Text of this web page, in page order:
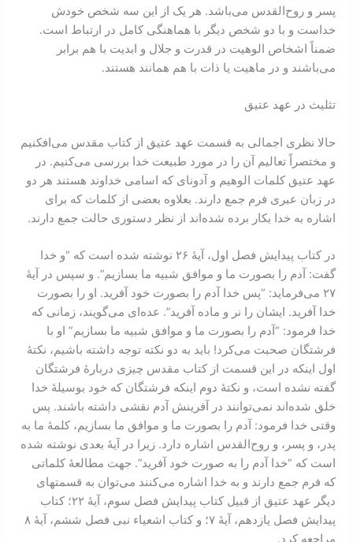
پسر و روح‌القدس می‌باشد. هر یک از این سه شخص خودش
خداست و با دو شخص دیگر با هماهنگی کامل در ارتباط است.
ضمناً اشخاص الوهیت در قدرت و جلال و ابدیت با هم برابر
می‌باشند و در ماهیت یا ذات با هم همانند هستند.
تثلیث در عهد عتیق
حالا نظری اجمالی به قسمت عهد عتیق از کتاب مقدس می‌افکنیم
و مختصراً تعالیم آن را در مورد طبیعت خدا بررسی می‌کنیم. در
عهد عتیق کلمات الوهیم و آدونای که اسامی خداوند هستند هر دو
در زبان عبری فرم جمع دارند. بعلاوه بعضی از کلمات که برای
اشاره به خدا بکار برده شده‌اند از نظر دستوری حالت جمع دارند.
در کتاب پیدایش فصل اول، آیۀ ۲۶ نوشته شده است که “و خدا
گفت: آدم را بصورت ما و موافق شبیه ما بسازیم”. و سپس در آیۀ
۲۷ می‌فرماید: “پس خدا آدم را بصورت خود آفرید. او را بصورت
خدا آفرید. ایشان را نر و ماده آفرید”. عده‌ای می‌گویند، زمانی که
خدا فرمود: “آدم را بصورت ما و موافق شبیه ما بسازیم” او با
فرشتگان صحبت می‌کرد! باید به دو نکته توجه داشته باشیم، نکتۀ
اول اینکه در این قسمت از کتاب مقدس چیزی دربارۀ فرشتگان
گفته نشده است، و نکتۀ دوم اینکه فرشتگان که خود بوسیلۀ خدا
خلق شده‌اند نمی‌توانند در آفرینش آدم نقشی داشته باشند. پس
وقتی خدا فرمود: آدم را بصورت ما و موافق ما بسازیم، کلمۀ ما به
پدر، و پسر، و روح‌القدس اشاره دارد. زیرا در آیۀ بعدی نوشته شده
است که “خدا آدم را به صورت خود آفرید”. جهت مطالعۀ کلماتی
که فرم جمع دارند و به خدا اشاره می‌کنند می‌توان به قسمتهای
دیگر عهد عتیق از قبیل کتاب پیدایش فصل سوم، آیۀ ۲۲؛ کتاب
پیدایش فصل یازدهم، آیۀ ۷؛ و کتاب اشعیاء نبی فصل ششم، آیۀ ۸
مراجعه کرد.